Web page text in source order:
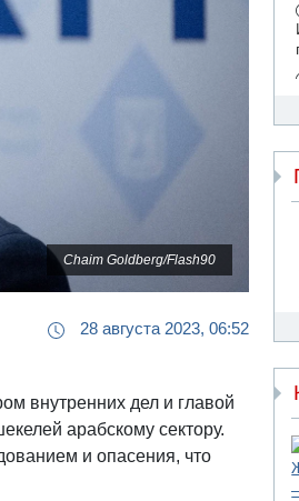
Chaim Goldberg/Flash90
28 августа 2023, 06:52
внутренних дел и главой
арабскому сектору.
и опасения, что